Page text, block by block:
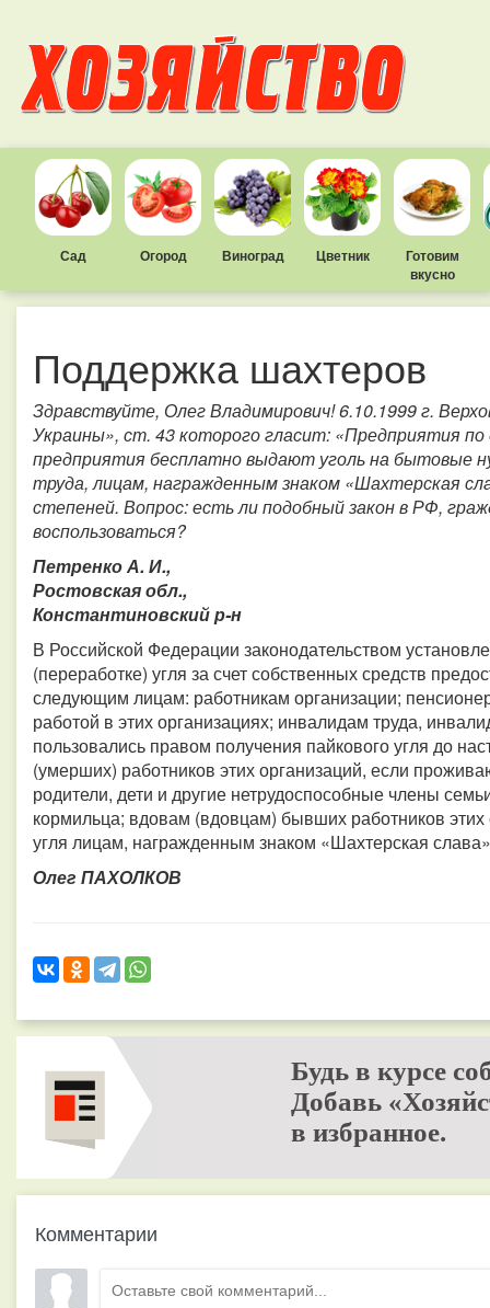
Сад Огород Виноград Цветник
Готовим
вкусно
Поддержка шахтеров
Здравствуйте, Олег Владимирович! 6.10.1999 г.
Украины», ст. 43 которого гласит: «Предприятия
предприятия бесплатно выдают уголь на бытовые
труда, лицам, награжденным знаком «Шахтерская
степеней. Вопрос: есть ли подобный закон в РФ,
воспользоваться?
Петренко А. И.,
Ростовская обл.,
Константиновский р-н
В Российской Федерации законодательством
(переработке) угля за счет собственных средств
следующим лицам: работникам организации;
работой в этих организациях; инвалидам труда,
пользовались правом получения пайкового угля до
(умерших) работников этих организаций, если
родители, дети и другие нетрудоспособные члены
кормильца; вдовам (вдовцам) бывших работников
угля лицам, награжденным знаком «Шахтерская
Олег ПАХОЛКОВ
Будь в курсе
Добавь
в избранное.
Комментарии